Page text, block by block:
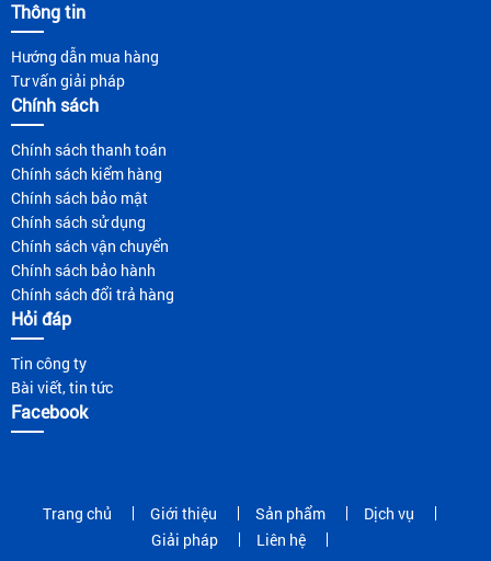
Thông tin
Hướng dẫn mua hàng
Tư vấn giải pháp
Chính sách
Chính sách thanh toán
Chính sách kiểm hàng
Chính sách bảo mật
Chính sách sử dụng
Chính sách vận chuyển
Chính sách bảo hành
Chính sách đổi trả hàng
Hỏi đáp
Tin công ty
Bài viết, tin tức
Facebook
Trang chủ Giới thiệu Sản phẩm
Dịch vụ
Giải pháp
Liên hệ